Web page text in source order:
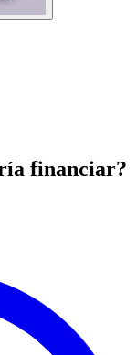
financiar?